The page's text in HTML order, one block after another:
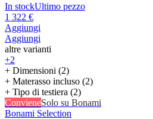
In stockUltimo pezzo
1 322 €
Aggiungi
Aggiungi
altre varianti
+2
+ Dimensioni (2)
+ Materasso incluso (2)
+ Tipo di testiera (2)
ConvieneSolo su Bonami
Bonami Selection